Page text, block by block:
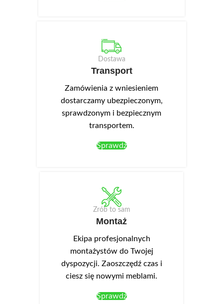
Dostawa
Transport
Zamówienia z wniesieniem
dostarczamy ubezpieczonym,
sprawdzonym i bezpiecznym
transportem.
Sprawdź
Zrób to sam
Montaż
Ekipa profesjonalnych
montażystów do Twojej
dyspozycji. Zaoszczędź czas i
ciesz się nowymi meblami.
Sprawdź